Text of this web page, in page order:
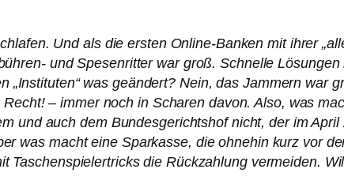
Und als die ersten Online-Banken mit ihrer
und Spesenritter war groß. Schnelle
was geändert? Nein, das Jammern war
– immer noch in Scharen davon. Also, was
und auch dem Bundesgerichtshof nicht, der im
was macht eine Sparkasse, die ohnehin kurz vor
die Rückzahlung vermeiden.